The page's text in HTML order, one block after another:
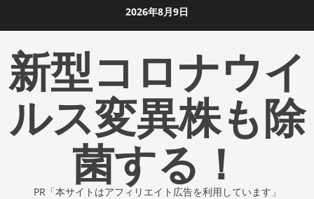
ン
ツ
2026年8月9日
新型コロナウイ
ルス変異株も除
菌する！
PR「本サイトはアフィリエイト広告を利用しています」